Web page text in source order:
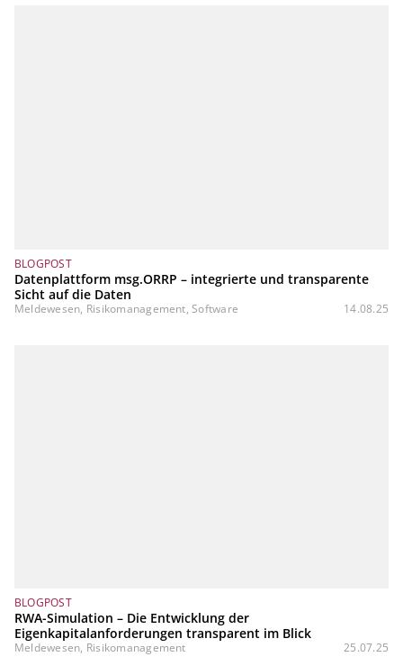
BLOGPOST
Datenplattform msg.ORRP – integrierte und transparente
Sicht auf die Daten
Meldewesen, Risikomanagement, Software 14.08.25
BLOGPOST
RWA-Simulation – Die Entwicklung der
Eigenkapitalanforderungen transparent im Blick
Meldewesen, Risikomanagement 25.07.25